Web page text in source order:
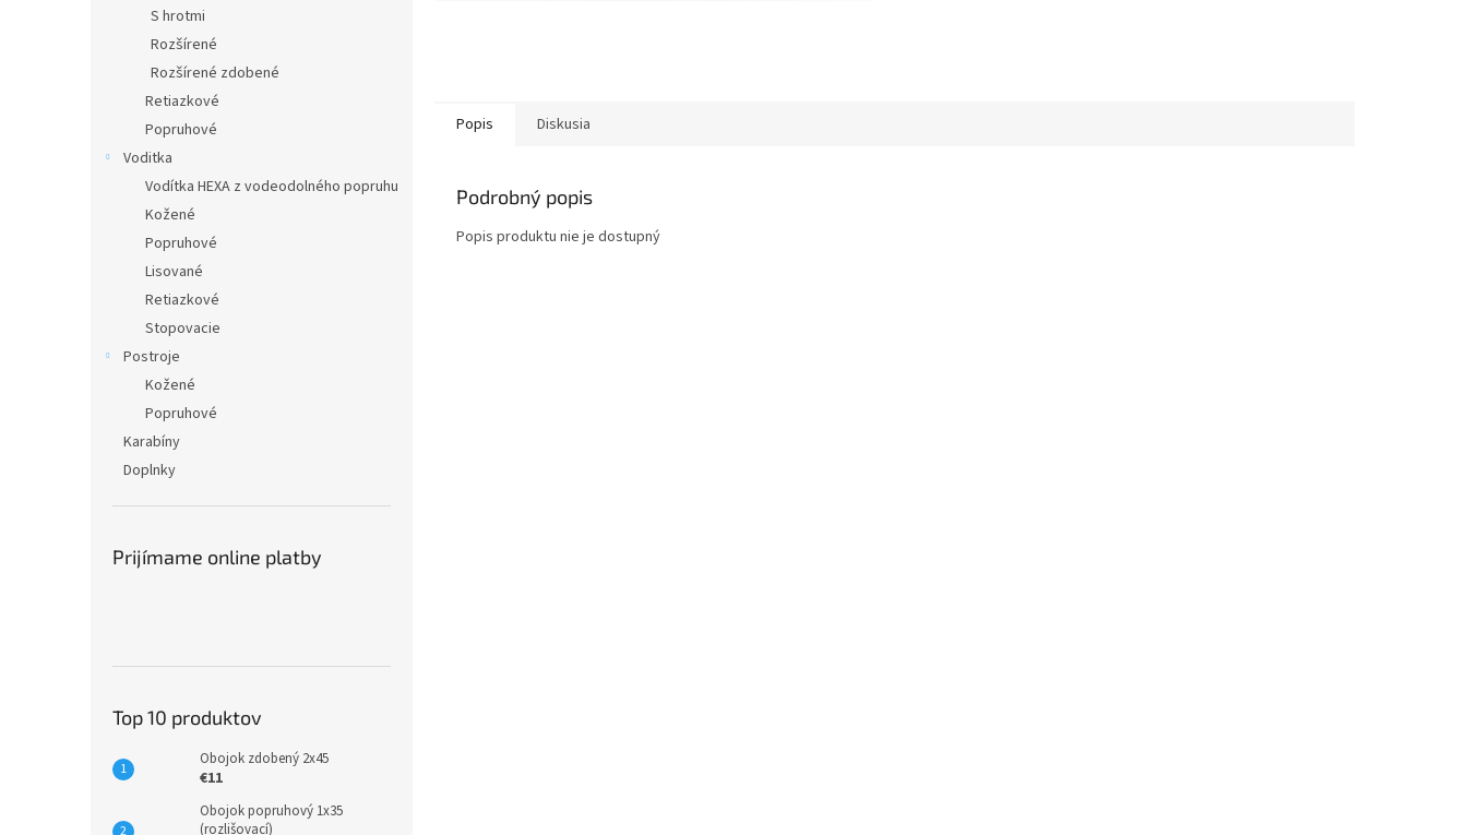
S hrotmi
Rozšírené
Rozšírené zdobené
Retiazkové
Popruhové
Voditka
Vodítka HEXA z vodeodolného popruhu
Kožené
Popruhové
Lisované
Retiazkové
Stopovacie
Postroje
Kožené
Popruhové
Karabíny
Doplnky
Prijímame online platby
Top 10 produktov
Obojok zdobený 2x45
€11
Obojok popruhový 1x35
(rozlišovací)
Popis Diskusia
Podrobný popis
Popis produktu nie je dostupný